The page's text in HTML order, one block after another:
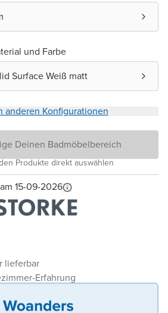
lieferbar
Erfahrung
und Farbe
Surface Weiß matt
anderen Konfigurationen
Deinen Badmöbelbereich
Produkte direkt auswählen
15-09-2026